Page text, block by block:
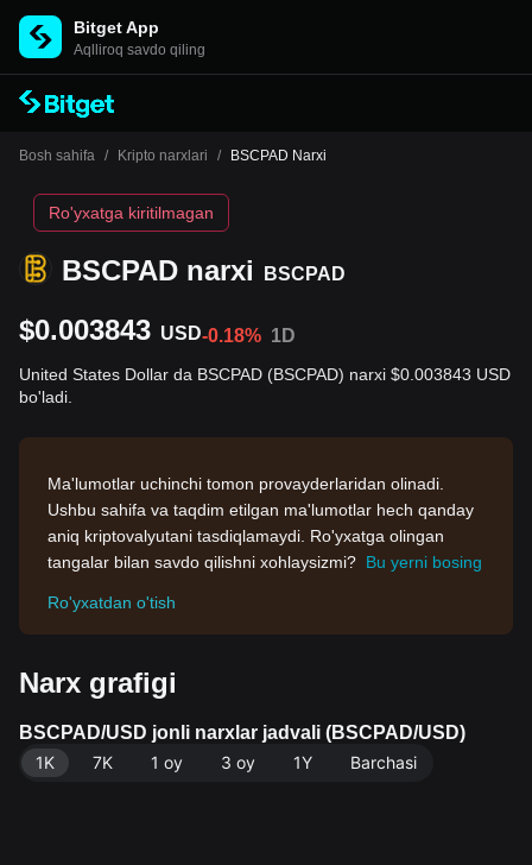
Bitget App
Aqlliroq savdo qiling
Bosh sahifa / Kripto narxlari / BSCPAD Narxi
BSCPAD narxi BSCPAD
Ro'yxatga kiritilmagan
$0.003843 USD-0.18% 1D
United States Dollar da BSCPAD (BSCPAD) narxi $0.003843 USD
bo'ladi.
Ma'lumotlar uchinchi tomon provayderlaridan olinadi.
Ushbu sahifa va taqdim etilgan ma'lumotlar hech qanday
aniq kriptovalyutani tasdiqlamaydi. Ro'yxatga olingan
tangalar bilan savdo qilishni xohlaysizmi? Bu yerni bosing
Ro'yxatdan o'tish
Narx grafigi
BSCPAD/USD jonli narxlar jadvali (BSCPAD/USD)
1K
7K 1 oy 3 oy 1Y Barchasi